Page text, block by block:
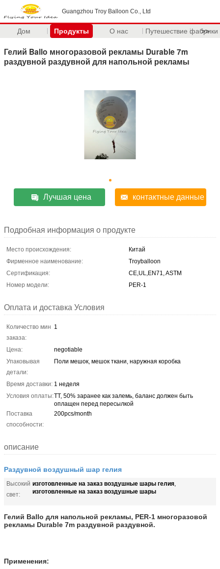
Guangzhou Troy Balloon Co., Ltd
Дом Продукты О нас Путешествие фабрики
>>
Гелий Ballo многоразовой рекламы Durable 7m
раздувной раздувной для напольной рекламы
Лучшая цена контактные данные
Подробная информация о продукте
Место происхождения:
Китай
Фирменное наименование:
Troyballoon
Сертификация:
CE,UL,EN71, ASTM
Номер модели:
PER-1
Оплата и доставка Условия
Количество мин
заказа:
1
Цена:
negotiable
Упаковывая
детали:
Поли мешок, мешок ткани, наружная коробка
Время доставки: 1 неделя
Условия оплаты:TT, 50% заранее как залемь, баланс должен быть
оплащен перед пересылкой
Поставка
способности:
200pcs/month
описание
Раздувной воздушный шар гелия
Высокий
свет:
изготовленные на заказ воздушные шары гелия,
изготовленные на заказ воздушные шары
Гелий Ballo для напольной рекламы, PER-1 многоразовой
рекламы Durable 7m раздувной раздувной.
Применения: